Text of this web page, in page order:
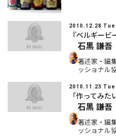
2010.12.28 Tue.
『ベルギー
石黒 謙吾
著述家・編
ッショナル
2010.11.23 Tue.
「作ってみ
石黒 謙吾
著述家・編
ッショナル